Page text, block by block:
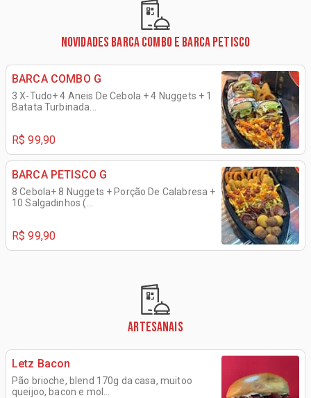
NOVIDADES BARCA COMBO E BARCA PETISCO
BARCA COMBO G
3 X-Tudo+ 4 Aneis De Cebola + 4 Nuggets + 1
Batata Turbinada...
R$ 99,90
BARCA PETISCO G
8 Cebola+ 8 Nuggets + Porção De Calabresa +
10 Salgadinhos (...
R$ 99,90
ARTESANAIS
Letz Bacon
Pão brioche, blend 170g da casa, muitoo
queijoo, bacon e mol...